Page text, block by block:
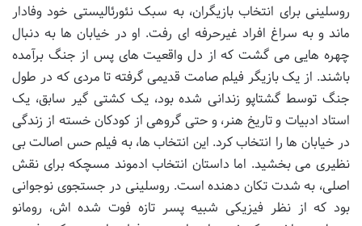
روسلینی برای انتخاب بازیگران، به سبک نئورئالیستی خود وفادار
ماند و به سراغ افراد غیرحرفه ای رفت. او در خیابان ها به دنبال
چهره هایی می گشت که از دل واقعیت های پس از جنگ برآمده
باشند. از یک بازیگر فیلم صامت قدیمی گرفته تا مردی که در طول
جنگ توسط گشتاپو زندانی شده بود، یک کشتی گیر سابق، یک
استاد ادبیات و تاریخ هنر، و حتی گروهی از کودکان خسته از زندگی
در خیابان ها را انتخاب کرد. این انتخاب ها، به فیلم حس اصالت بی
نظیری می بخشید. اما داستان انتخاب ادموند مسچکه برای نقش
اصلی، به شدت تکان دهنده است. روسلینی در جستجوی نوجوانی
بود که از نظر فیزیکی شبیه پسر تازه فوت شده اش، رومانو